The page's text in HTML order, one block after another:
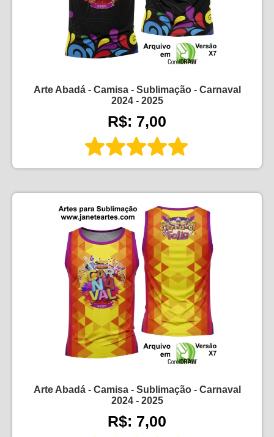
Arte Abadá - Camisa - Sublimação - Carnaval
2024 - 2025
R$: 7,00
Arte Abadá - Camisa - Sublimação - Carnaval
2024 - 2025
R$: 7,00